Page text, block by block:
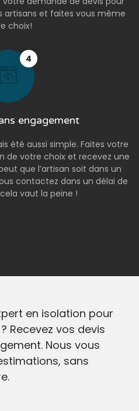
artisans et faites vous même
choix!
4
engagement
été aussi simple. Faites votre
de votre choix et recevez une
que l’artisan soit dans un
contactez dans un délai de
vaut la peine !
en isolation pour
Recevez vos devis
Nous vous
sans